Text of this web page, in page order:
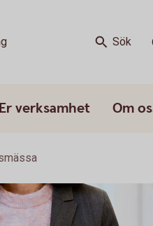
Sök
Er verksamhet Om